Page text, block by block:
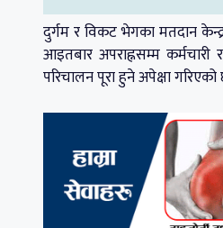
दुर्गम र विकट भेगका मतदान
आइतबार अपराह्नसम्म
परिचालन पूरा हुने अपेक्षा गरिएको